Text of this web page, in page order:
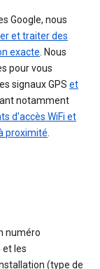
Google, nous
et traiter des
exacte. Nous
pour vous
signaux GPS et
notamment
d'accès WiFi et
proximité.
numéro
et les
(type de